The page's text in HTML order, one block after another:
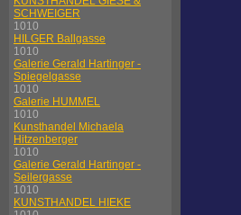
SCHWEIGER
1010
HILGER Ballgasse
1010
Galerie Gerald Hartinger -
Spiegelgasse
1010
Galerie HUMMEL
1010
Kunsthandel Michaela
Hitzenberger
1010
Galerie Gerald Hartinger -
Seilergasse
1010
KUNSTHANDEL HIEKE